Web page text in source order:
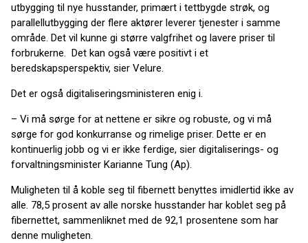
utbygging til nye husstander, primært i tettbygde strøk, og
parallellutbygging der flere aktører leverer tjenester i samme
område. Det vil kunne gi større valgfrihet og lavere priser til
forbrukerne. Det kan også være positivt i et
beredskapsperspektiv, sier Velure.
Det er også digitaliseringsministeren enig i.
– Vi må sørge for at nettene er sikre og robuste, og vi må
sørge for god konkurranse og rimelige priser. Dette er en
kontinuerlig jobb og vi er ikke ferdige, sier digitaliserings- og
forvaltningsminister Karianne Tung (Ap).
Muligheten til å koble seg til fibernett benyttes imidlertid ikke av
alle. 78,5 prosent av alle norske husstander har koblet seg på
fibernettet, sammenliknet med de 92,1 prosentene som har
denne muligheten.